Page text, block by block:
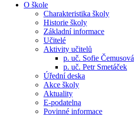
O škole
Charakteristika školy
Historie školy
Základní informace
Učitelé
Aktivity učitelů
p. uč. Sofie Čemusová
p. uč. Petr Smetáček
Úřední deska
Akce školy
Aktuality
E-podatelna
Povinné informace